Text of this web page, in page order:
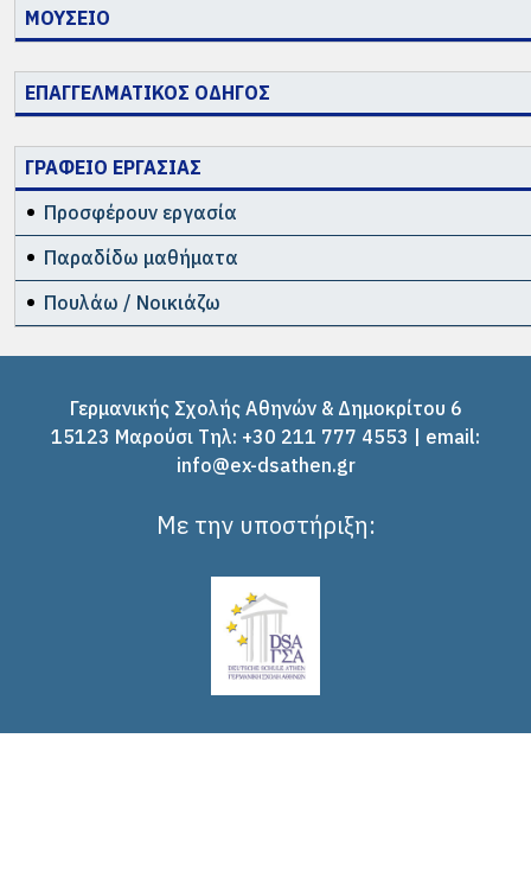
ΜΟΥΣΕΙΟ
ΕΠΑΓΓΕΛΜΑΤΙΚΟΣ ΟΔΗΓΟΣ
ΓΡΑΦΕΙΟ ΕΡΓΑΣΙΑΣ
Προσφέρουν εργασία
Παραδίδω μαθήματα
Πουλάω / Νοικιάζω
Γερμανικής Σχολής Αθηνών & Δημοκρίτου 6
15123 Μαρούσι Tηλ: +30 211 777 4553 | email:
info@ex-dsathen.gr
Με την υποστήριξη: